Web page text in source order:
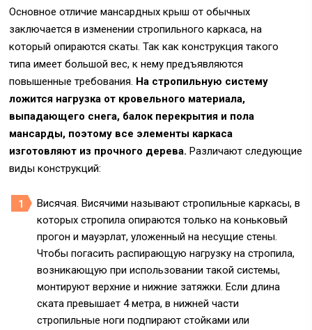
Основное отличие мансардных крыш от обычных
заключается в изменении стропильного каркаса, на
который опираются скаты. Так как конструкция такого
типа имеет большой вес, к нему предъявляются
повышенные требования. На стропильную систему
ложится нагрузка от кровельного материала,
выпадающего снега, балок перекрытия и пола
мансарды, поэтому все элементы каркаса
изготовляют из прочного дерева. Различают следующие
виды конструкций:
Висячая. Висячими называют стропильные каркасы, в
которых стропила опираются только на коньковый
прогон и мауэрлат, уложенный на несущие стены.
Чтобы погасить распирающую нагрузку на стропила,
возникающую при использовании такой системы,
монтируют верхние и нижние затяжки. Если длина
ската превышает 4 метра, в нижней части
стропильные ноги подпирают стойками или